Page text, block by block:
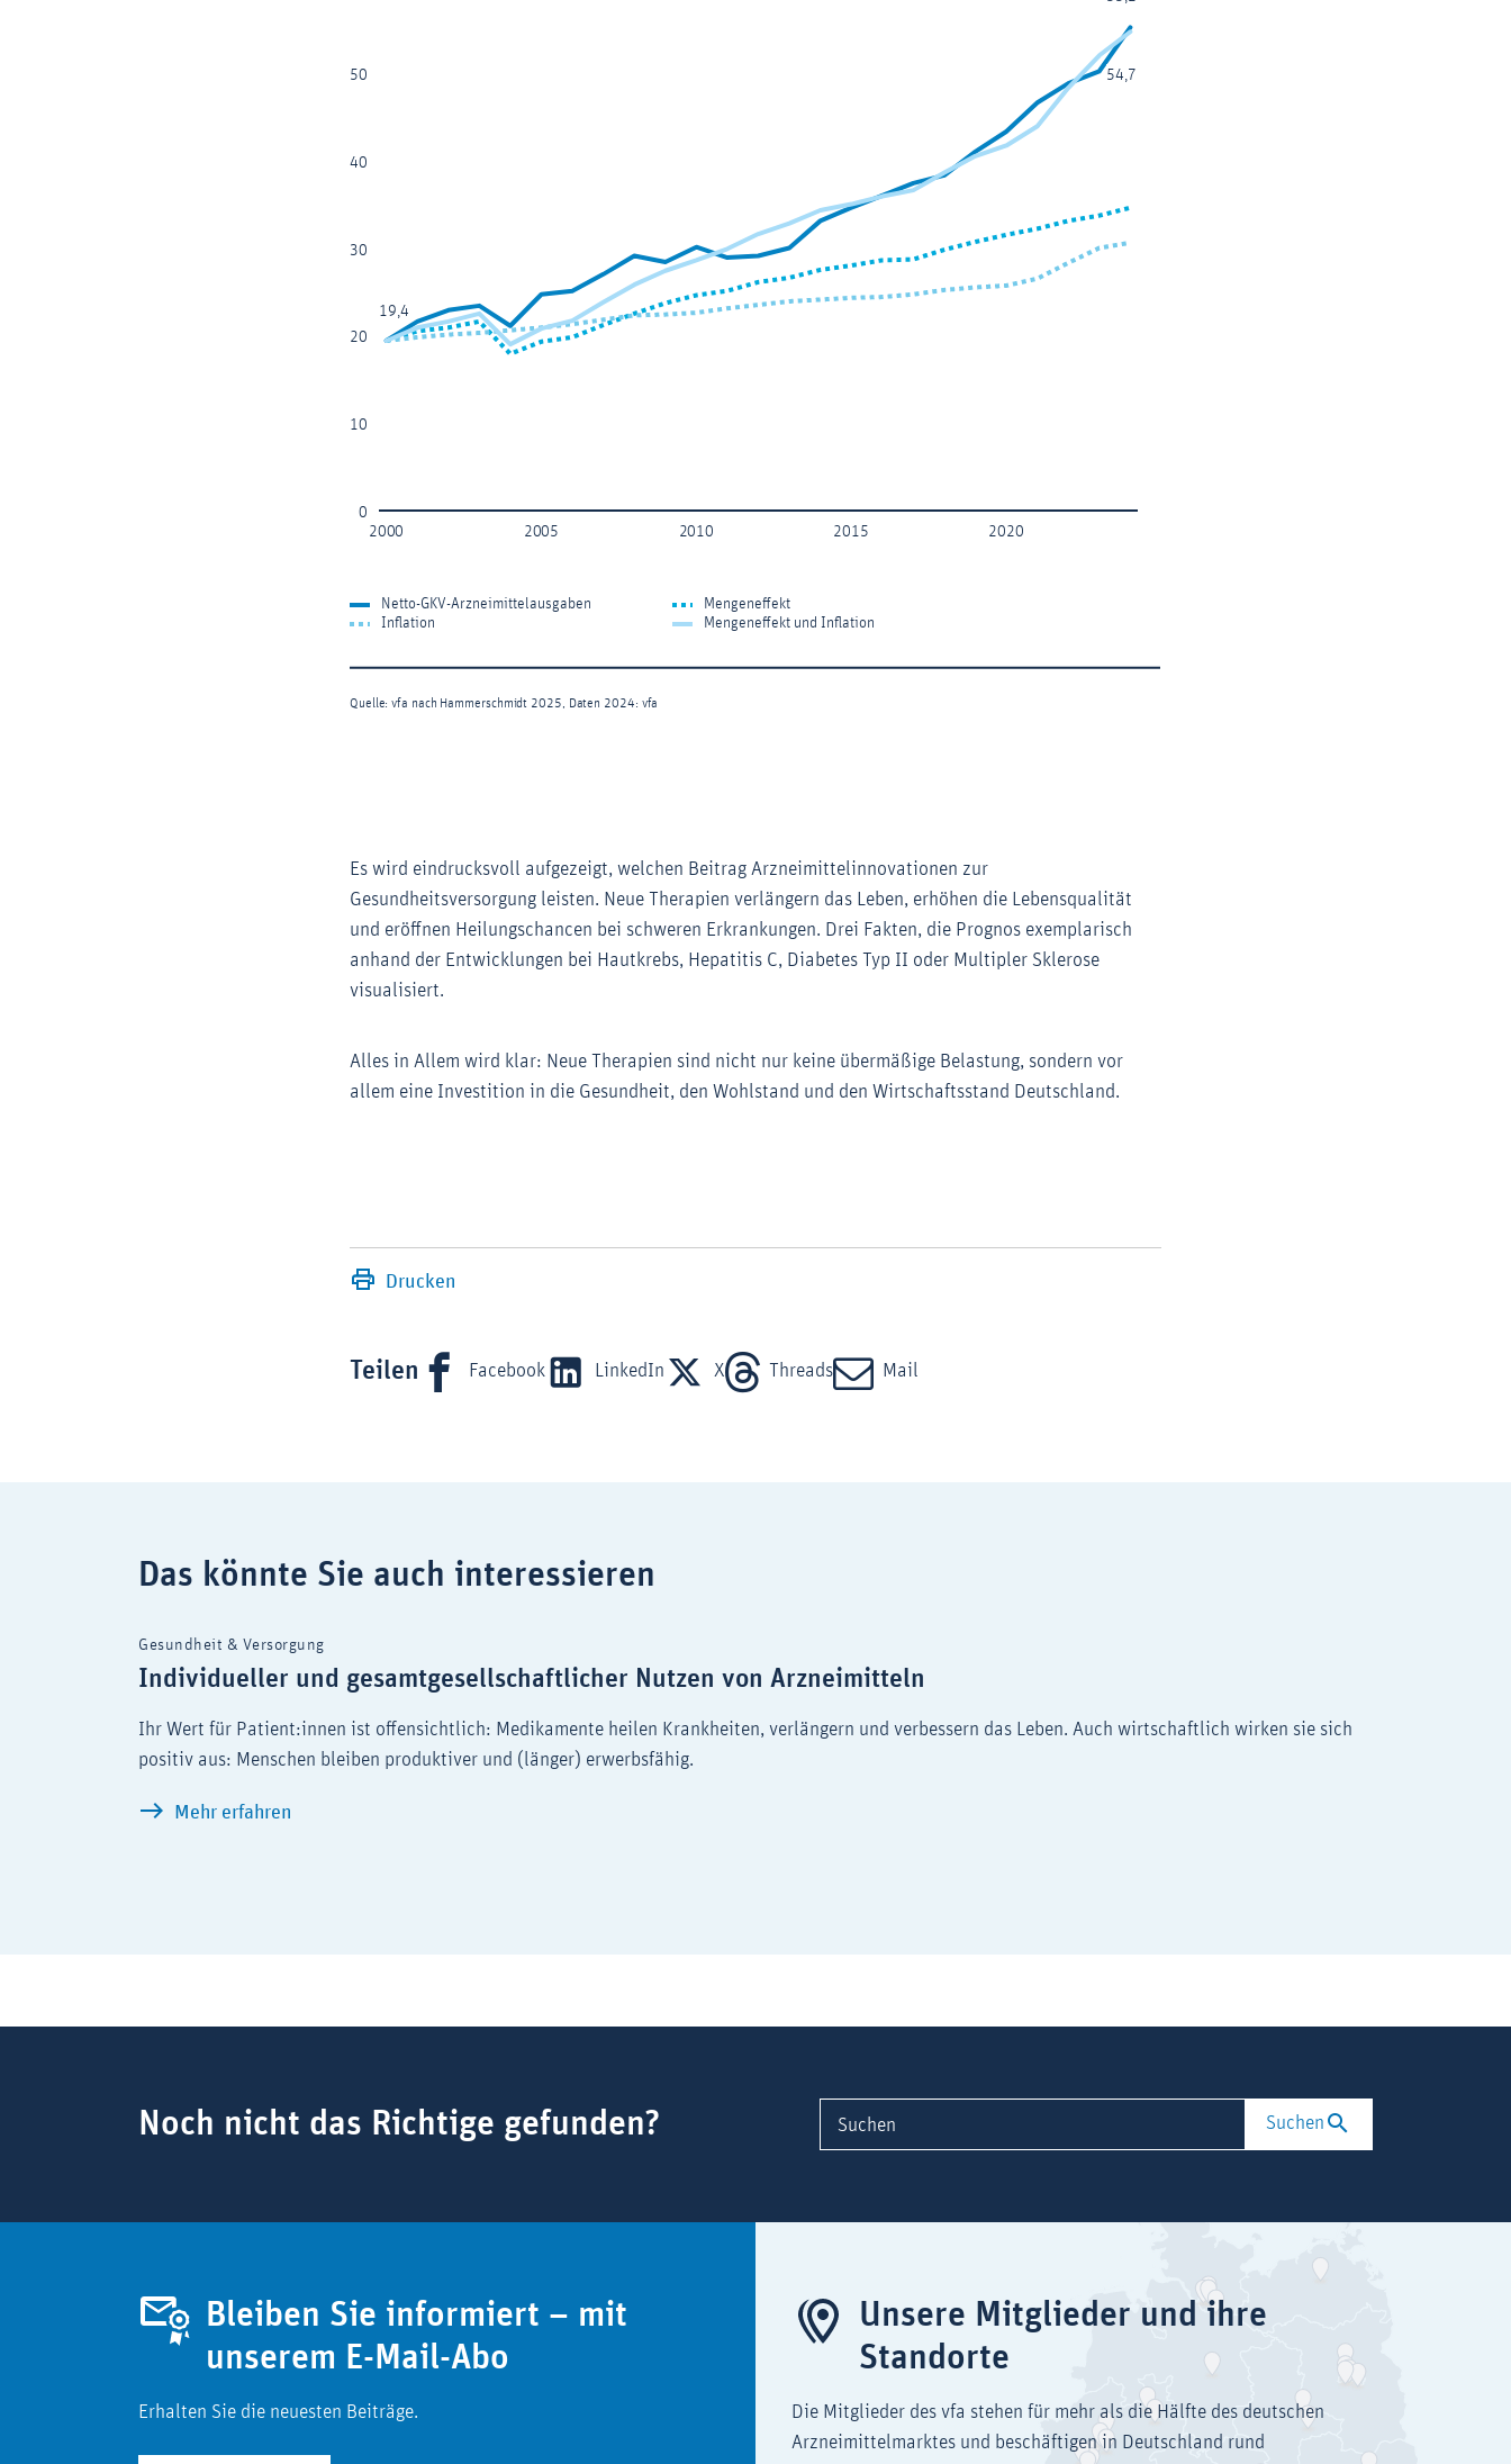
Es wird eindrucksvoll aufgezeigt, welchen Beitrag Arzneimittelinnovationen zur
Gesundheitsversorgung leisten. Neue Therapien verlängern das Leben, erhöhen die Lebensqualität
und eröffnen Heilungschancen bei schweren Erkrankungen. Drei Fakten, die Prognos exemplarisch
anhand der Entwicklungen bei Hautkrebs, Hepatitis C, Diabetes Typ II oder Multipler Sklerose
visualisiert.
Alles in Allem wird klar: Neue Therapien sind nicht nur keine übermäßige Belastung, sondern vor
allem eine Investition in die Gesundheit, den Wohlstand und den Wirtschaftsstand Deutschland.
Drucken
Teilen Facebook LinkedIn X Threads Mail
Das könnte Sie auch interessieren
Gesundheit & Versorgung
Individueller und gesamtgesellschaftlicher Nutzen von Arzneimitteln
Ihr Wert für Patient:innen ist offensichtlich: Medikamente heilen Krankheiten, verlängern und verbessern das Leben. Auch wirtschaftlich wirken sie sich
positiv aus: Menschen bleiben produktiver und (länger) erwerbsfähig.
Mehr erfahren
Noch nicht das Richtige gefunden? Suchen Suchen
Bleiben Sie informiert – mit
unserem E-Mail-Abo
Erhalten Sie die neuesten Beiträge.
Unsere Mitglieder und ihre
Standorte
Die Mitglieder des vfa stehen für mehr als die Hälfte des deutschen
Arzneimittelmarktes und beschäftigen in Deutschland rund